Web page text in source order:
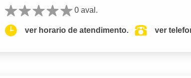
0 aval.
ver horario de atendimento. ver